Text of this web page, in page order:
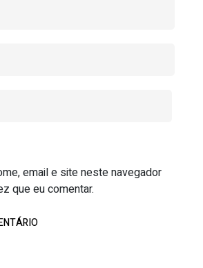
email e site neste navegador
que eu comentar.